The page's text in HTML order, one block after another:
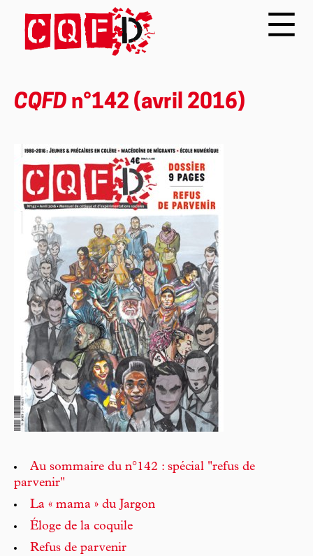
CQFD n°142 (avril 2016)
Au sommaire du n°142 : spécial "refus de
parvenir"
La « mama » du Jargon
Éloge de la coquile
Refus de parvenir